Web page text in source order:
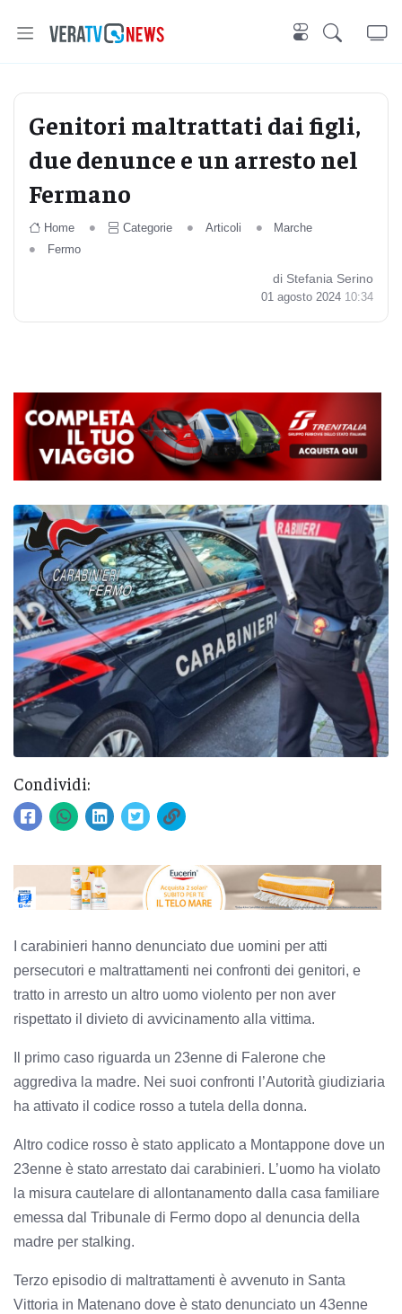
Genitori maltrattati dai figli,
due denunce e un arresto nel
Fermano
Home Categorie Articoli
Marche
Fermo
di Stefania Serino
01 agosto 2024 10:34
Condividi:
I carabinieri hanno denunciato due uomini per atti
persecutori e maltrattamenti nei confronti dei genitori, e
tratto in arresto un altro uomo violento per non aver
rispettato il divieto di avvicinamento alla vittima.
Il primo caso riguarda un 23enne di Falerone che
aggrediva la madre. Nei suoi confronti l’Autorità giudiziaria
ha attivato il codice rosso a tutela della donna.
Altro codice rosso è stato applicato a Montappone dove un
23enne è stato arrestato dai carabinieri. L’uomo ha violato
la misura cautelare di allontanamento dalla casa familiare
emessa dal Tribunale di Fermo dopo al denuncia della
madre per stalking.
Terzo episodio di maltrattamenti è avvenuto in Santa
Vittoria in Matenano dove è stato denunciato un 43enne